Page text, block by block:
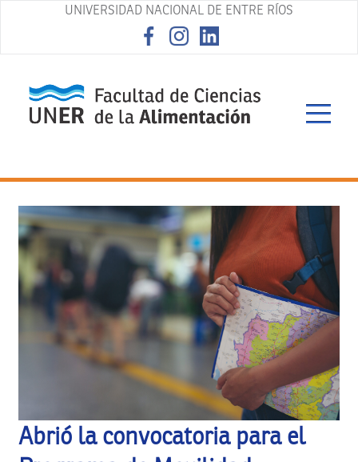
UNIVERSIDAD NACIONAL DE ENTRE RÍOS
asd
Abrió la convocatoria para el